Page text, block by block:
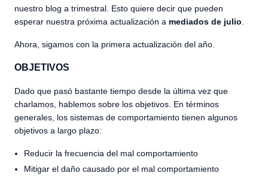
nuestro blog a trimestral. Esto quiere decir que pueden
esperar nuestra próxima actualización a mediados de julio
Ahora, sigamos con la primera actualización del año.
OBJETIVOS
Dado que pasó bastante tiempo desde la última vez que
charlamos, hablemos sobre los objetivos. En términos
generales, los sistemas de comportamiento tienen algunos
objetivos a largo plazo:
Reducir la frecuencia del mal comportamiento
Mitigar el daño causado por el mal comportamiento